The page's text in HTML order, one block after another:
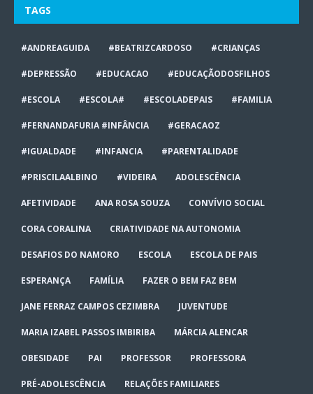
TAGS
#ANDREAGUIDA #BEATRIZCARDOSO #CRIANÇAS
#DEPRESSÃO #EDUCACAO #EDUCAÇÃODOSFILHOS
#ESCOLA #ESCOLA# #ESCOLADEPAIS #FAMILIA
#FERNANDAFURIA #INFÂNCIA #GERACAOZ
#IGUALDADE #INFANCIA #PARENTALIDADE
#PRISCILAALBINO #VIDEIRA ADOLESCÊNCIA
AFETIVIDADE ANA ROSA SOUZA CONVÍVIO SOCIAL
CORA CORALINA CRIATIVIDADE NA AUTONOMIA
DESAFIOS DO NAMORO ESCOLA ESCOLA DE PAIS
ESPERANÇA FAMÍLIA FAZER O BEM FAZ BEM
JANE FERRAZ CAMPOS CEZIMBRA JUVENTUDE
MARIA IZABEL PASSOS IMBIRIBA MÁRCIA ALENCAR
OBESIDADE PAI PROFESSOR PROFESSORA
PRÉ-ADOLESCÊNCIA RELAÇÕES FAMILIARES